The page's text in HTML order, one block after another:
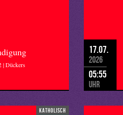
| Dückers
17.07.
2026
05:55
Uhr
katholisch